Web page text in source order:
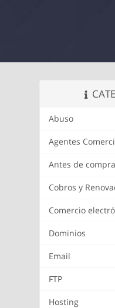
Abuso
Agentes
Antes de
Cobros y
Comercio
Dominios
Email
FTP
Hosting